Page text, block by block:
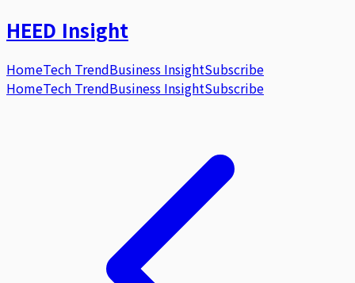
HEED Insight
HomeTech TrendBusiness InsightSubscribe
HomeTech TrendBusiness InsightSubscribe